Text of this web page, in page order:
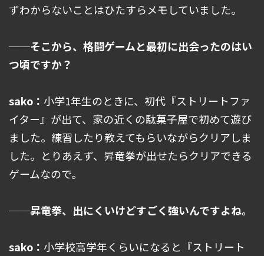
ずわからないことはひたすらメモしていました。
──そこから、格闘ゲームと最初に出会ったのはい
つ頃ですか？
sako： 小学1年生のときに、初代『ストリートファ
イター』が出て、家の近くの駄菓子屋で初めて遊び
ました。練習したり教えてもらいながらクリアしま
した。とりあえず、昇竜拳が出せたらクリアできる
ゲームなので。
──昇竜拳、出にくいけどすごく強いんですよね。
sako： 小学校高学年くらいになると『ストリート